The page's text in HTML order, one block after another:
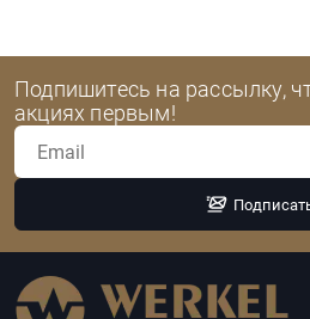
Подпишитесь на рассылку,
акциях первым!